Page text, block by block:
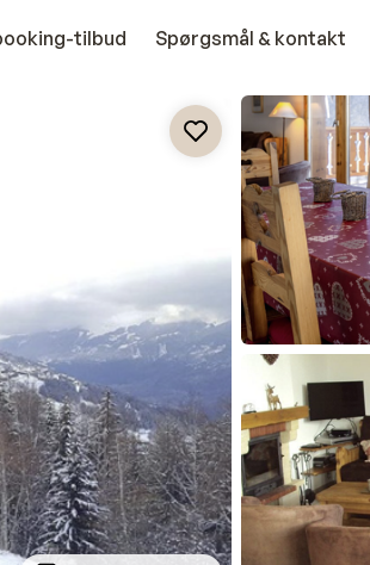
tilbud Spørgsmål & kontakt